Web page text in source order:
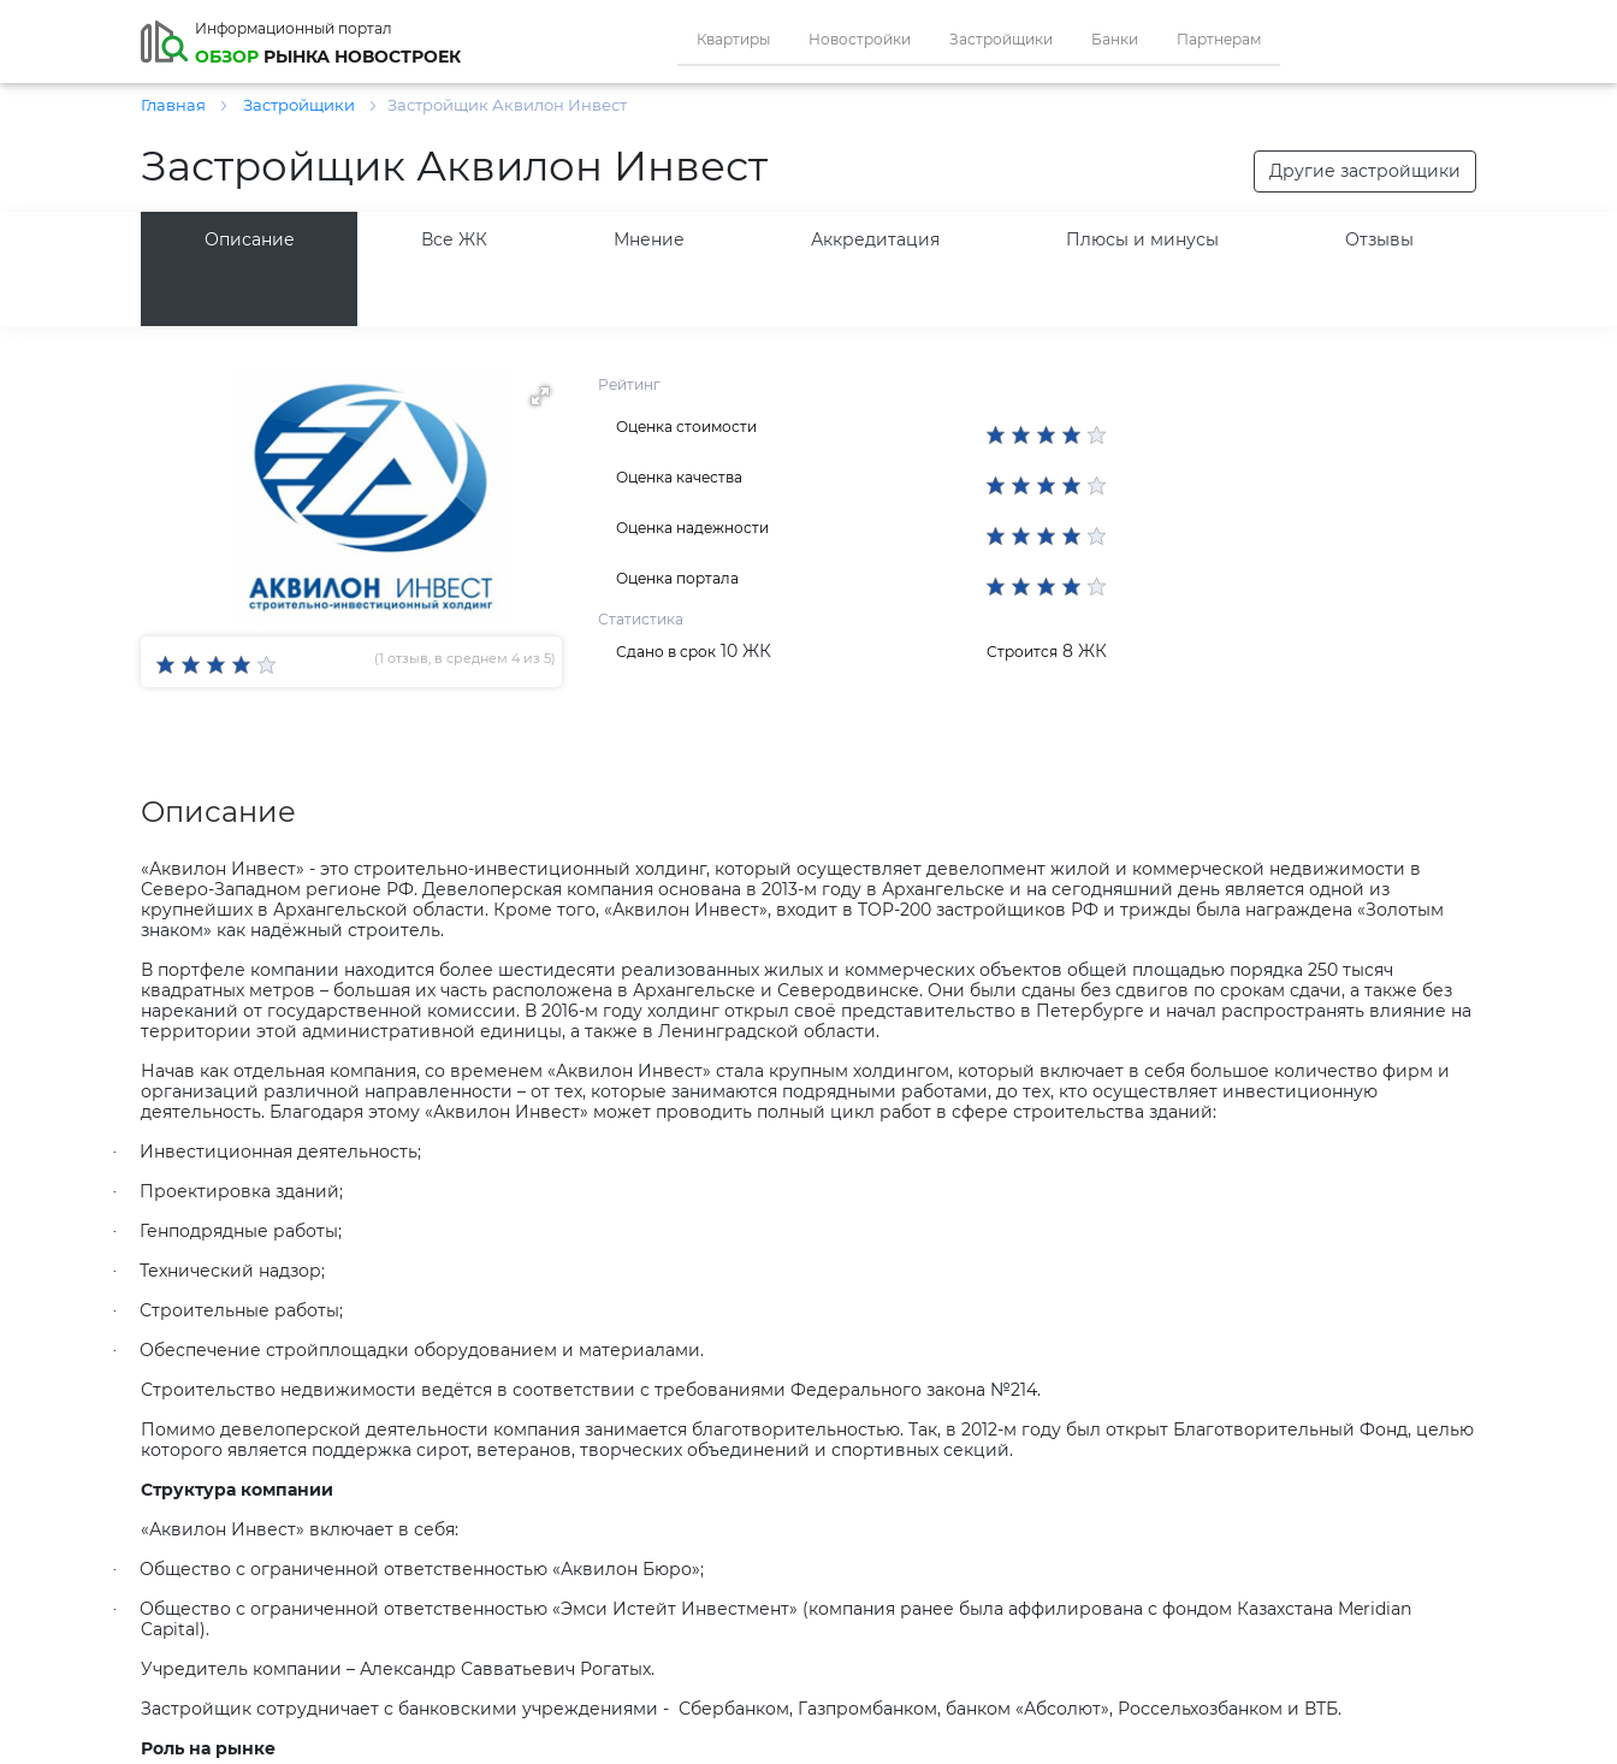
Информационный портал
ОБЗОР РЫНКА НОВОСТРОЕК
Квартиры Новостройки Застройщики Банки Партнерам
Главная Застройщики Застройщик Аквилон Инвест
Застройщик Аквилон Инвест Другие застройщики
Описание Все ЖК Мнение Аккредитация Плюсы и минусы Отзывы
(1 отзыв, в среднем 4 из 5)
Рейтинг
Оценка стоимости
Оценка качества
Оценка надежности
Оценка портала
Статистика
Сдано в срок 10 ЖК Строится 8 ЖК
Описание
«Аквилон Инвест» - это строительно-инвестиционный холдинг, который осуществляет девелопмент жилой и коммерческой недвижимости в
Северо-Западном регионе РФ. Девелоперская компания основана в 2013-м году в Архангельске и на сегодняшний день является одной из
крупнейших в Архангельской области. Кроме того, «Аквилон Инвест», входит в TOP-200 застройщиков РФ и трижды была награждена «Золотым
знаком» как надёжный строитель.
В портфеле компании находится более шестидесяти реализованных жилых и коммерческих объектов общей площадью порядка 250 тысяч
квадратных метров – большая их часть расположена в Архангельске и Северодвинске. Они были сданы без сдвигов по срокам сдачи, а также без
нареканий от государственной комиссии. В 2016-м году холдинг открыл своё представительство в Петербурге и начал распространять влияние на
территории этой административной единицы, а также в Ленинградской области.
Начав как отдельная компания, со временем «Аквилон Инвест» стала крупным холдингом, который включает в себя большое количество фирм и
организаций различной направленности – от тех, которые занимаются подрядными работами, до тех, кто осуществляет инвестиционную
деятельность. Благодаря этому «Аквилон Инвест» может проводить полный цикл работ в сфере строительства зданий:
· Инвестиционная деятельность;
· Проектировка зданий;
· Генподрядные работы;
· Технический надзор;
· Строительные работы;
·
Обеспечение стройплощадки оборудованием и материалами.
Строительство недвижимости ведётся в соответствии с требованиями Федерального закона №214.
Помимо девелоперской деятельности компания занимается благотворительностью. Так, в 2012-м году был открыт Благотворительный Фонд, целью
которого является поддержка сирот, ветеранов, творческих объединений и спортивных секций.
Структура компании
«Аквилон Инвест» включает в себя:
· Общество с ограниченной ответственностью «Аквилон Бюро»;
· Общество с ограниченной ответственностью «Эмси Истейт Инвестмент» (компания ранее была аффилирована с фондом Казахстана Meridian
Capital).
Учредитель компании – Александр Савватьевич Рогатых.
Застройщик сотрудничает с банковскими учреждениями - Сбербанком, Газпромбанком, банком «Абсолют», Россельхозбанком и ВТБ.
Роль на рынке